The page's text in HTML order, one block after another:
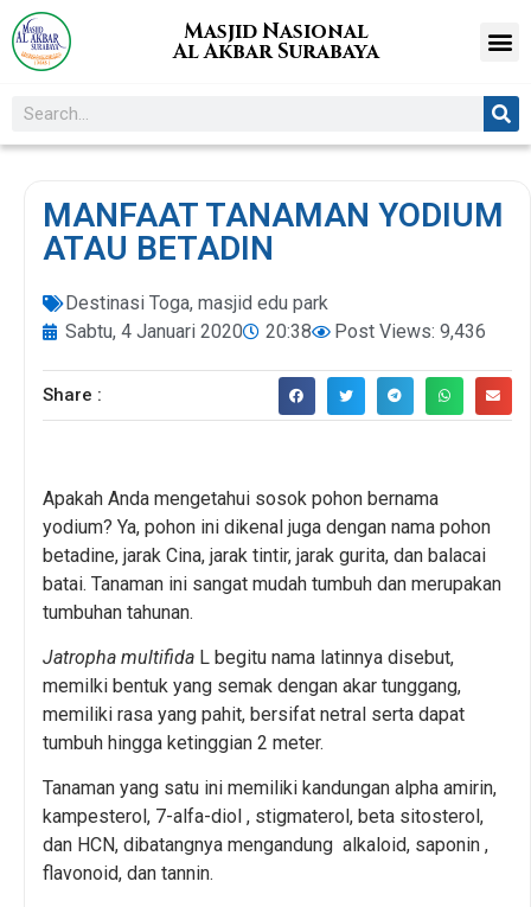
Masjid Nasional
Al Akbar Surabaya
MANFAAT TANAMAN YODIUM
ATAU BETADIN
Destinasi Toga, masjid edu park
Sabtu, 4 Januari 2020
20:38 Post Views: 9,436
Share :
Apakah Anda mengetahui sosok pohon bernama
yodium? Ya, pohon ini dikenal juga dengan nama pohon
betadine, jarak Cina, jarak tintir, jarak gurita, dan balacai
batai. Tanaman ini sangat mudah tumbuh dan merupakan
tumbuhan tahunan.
Jatropha multifida L begitu nama latinnya disebut,
memilki bentuk yang semak dengan akar tunggang,
memiliki rasa yang pahit, bersifat netral serta dapat
tumbuh hingga ketinggian 2 meter.
Tanaman yang satu ini memiliki kandungan alpha amirin,
kampesterol, 7-alfa-diol , stigmaterol, beta sitosterol,
dan HCN, dibatangnya mengandung alkaloid, saponin ,
flavonoid, dan tannin.